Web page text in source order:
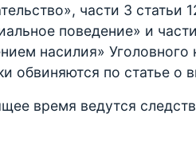
части 3 статьи
поведение» и
насилия» Уголовного
обвиняются по статье о
время ведутся